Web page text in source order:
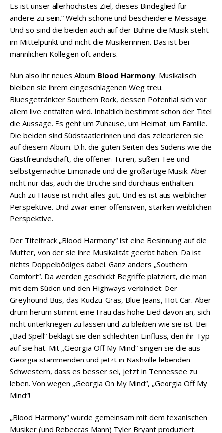
Es ist unser allerhöchstes Ziel, dieses Bindeglied für
andere zu sein.“ Welch schöne und bescheidene Message.
Und so sind die beiden auch auf der Bühne die Musik steht
im Mittelpunkt und nicht die Musikerinnen. Das ist bei
männlichen Kollegen oft anders.
Nun also ihr neues Album Blood Harmony. Musikalisch
bleiben sie ihrem eingeschlagenen Weg treu.
Bluesgetränkter Southern Rock, dessen Potential sich vor
allem live entfalten wird. Inhaltlich bestimmt schon der Titel
die Aussage. Es geht um Zuhause, um Heimat, um Familie.
Die beiden sind Südstaatlerinnen und das zelebrieren sie
auf diesem Album. D.h. die guten Seiten des Südens wie die
Gastfreundschaft, die offenen Türen, süßen Tee und
selbstgemachte Limonade und die großartige Musik. Aber
nicht nur das, auch die Brüche sind durchaus enthalten.
Auch zu Hause ist nicht alles gut. Und es ist aus weiblicher
Perspektive. Und zwar einer offensiven, starken weiblichen
Perspektive.
Der Titeltrack „Blood Harmony“ ist eine Besinnung auf die
Mutter, von der sie ihre Musikalität geerbt haben. Da ist
nichts Doppelbödiges dabei. Ganz anders „Southern
Comfort“. Da werden geschickt Begriffe platziert, die man
mit dem Süden und den Highways verbindet: Der
Greyhound Bus, das Kudzu-Gras, Blue Jeans, Hot Car. Aber
drum herum stimmt eine Frau das hohe Lied davon an, sich
nicht unterkriegen zu lassen und zu bleiben wie sie ist. Bei
„Bad Spell“ beklagt sie den schlechten Einfluss, den ihr Typ
auf sie hat. Mit „Georgia Off My Mind“ singen sie die aus
Georgia stammenden und jetzt in Nashville lebenden
Schwestern, dass es besser sei, jetzt in Tennessee zu
leben. Von wegen „Georgia On My Mind“, „Georgia Off My
Mind“!
„Blood Harmony“ wurde gemeinsam mit dem texanischen
Musiker (und Rebeccas Mann) Tyler Bryant produziert.